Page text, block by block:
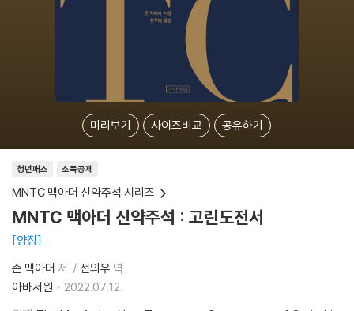
미리보기 사이즈비교 공유하기
소득공제
청년패스
MNTC 맥아더 신약주석 시리즈
MNTC 맥아더 신약주석 : 고린도전서
양장
존 맥아더 저 전의우 역
아바서원
2022.07.12.